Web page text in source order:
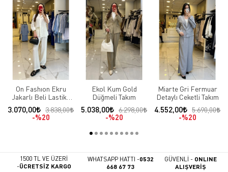
On Fashıon Ekru
Jakarlı Beli Lastikli
Takım
3.070,00
3.838,00
%20
Ekol Kum Gold
Düğmeli Takım
5.038,00
6.298,00
%20
Miarte Gri Fermuar
Detaylı Ceketli Takım
4.552,00
5.690,00
%20
1500 TL VE ÜZERİ
-ÜCRETSİZ KARGO
WHATSAPP HATTI -0532
668 67 73
GÜVENLİ - ONLINE
ALIŞVERİŞ